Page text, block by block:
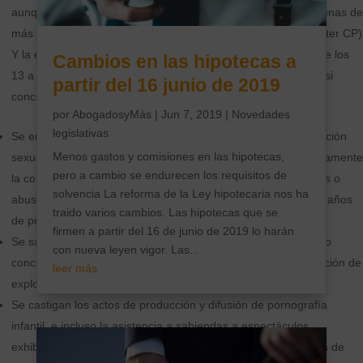
aunque no se produzca violencia. Podrá ser castigado con penas de
más de un año de prisión o multas de hasta 2 años.(Art. 172 ter CP)
Y la elevación de la edad mínima de consentimiento sexual de los
13 a los 16 años. Además se introducen nuevas agravantes si
concurre violencia o intimidación.
Se endurecen las penas para los abusos sexuales, la explotación
sexual de menores y la pornografía infantil. Se tipifica expresamente
la conducta de hacer presenciar a un menor de 16 años actos o
abusos sexuales sobre otras personas con penas de hasta 3 años
de prisión.
Se sanciona separadamente el lucro de la prostitución cuando
concurran determinadas conductas que evidencien una situación de
explotación.
Se castigan los actos de producción y difusión de pornografía
infantil, e incluso la asistencia a sabiendas a espectáculos
exhibicionistas o pornográficos en los que participen menores de
Cambios en las hipotecas a
partir del 16 junio de 2019
por AbogadosyMás | Jun 7, 2019 | Novedades
legislativas
Menos gastos y comisiones en las hipotecas,
pero a cambio se endurecen los requisitos de
solvencia La reforma de la Ley hipotecaria nos ha
traido varios cambios. Las hipotecas que se
firmen a partir del 16 de junio de 2019 lo harán
con nueva leyen vigor. Las...
leer más